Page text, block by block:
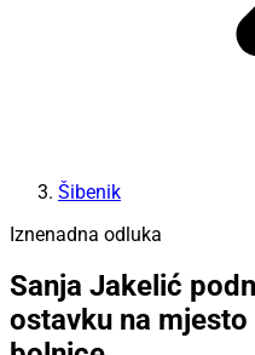
Šibenik
Iznenadna odluka
Sanja Jakelić
ostavku na